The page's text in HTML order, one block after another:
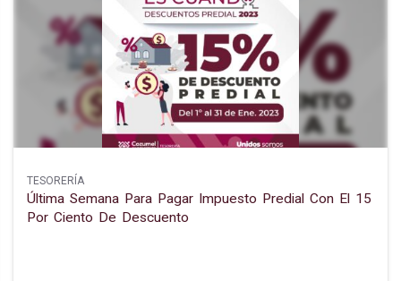
TESORERÍA
Última Semana Para Pagar Impuesto Predial Con El 15
Por Ciento De Descuento